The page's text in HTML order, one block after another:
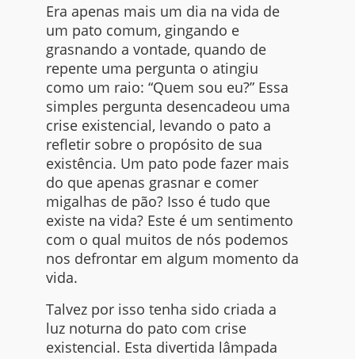
Era apenas mais um dia na vida de
um pato comum, gingando e
grasnando a vontade, quando de
repente uma pergunta o atingiu
como um raio: “Quem sou eu?” Essa
simples pergunta desencadeou uma
crise existencial, levando o pato a
refletir sobre o propósito de sua
existência. Um pato pode fazer mais
do que apenas grasnar e comer
migalhas de pão? Isso é tudo que
existe na vida? Este é um sentimento
com o qual muitos de nós podemos
nos defrontar em algum momento da
vida.
Talvez por isso tenha sido criada a
luz noturna do pato com crise
existencial. Esta divertida lâmpada